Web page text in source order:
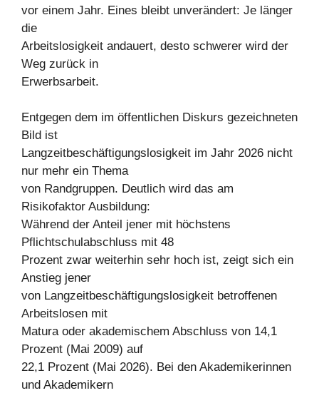
vor einem Jahr. Eines bleibt unverändert: Je länger
die
Arbeitslosigkeit andauert, desto schwerer wird der
Weg zurück in
Erwerbsarbeit.
Entgegen dem im öffentlichen Diskurs gezeichneten
Bild ist
Langzeitbeschäftigungslosigkeit im Jahr 2026 nicht
nur mehr ein Thema
von Randgruppen. Deutlich wird das am
Risikofaktor Ausbildung:
Während der Anteil jener mit höchstens
Pflichtschulabschluss mit 48
Prozent zwar weiterhin sehr hoch ist, zeigt sich ein
Anstieg jener
von Langzeitbeschäftigungslosigkeit betroffenen
Arbeitslosen mit
Matura oder akademischem Abschluss von 14,1
Prozent (Mai 2009) auf
22,1 Prozent (Mai 2026). Bei den Akademikerinnen
und Akademikern